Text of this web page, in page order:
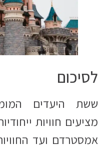
לסיכום
ששת היעדים
מציעים חוויות
אמסטרדם ועד